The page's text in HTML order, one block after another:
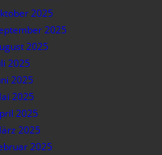
2025
2025
2025
2025
2025
2025
2025
2025
2025